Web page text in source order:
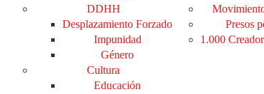
DDHH
Desplazamiento Forzado
Impunidad
Género
Cultura
Educación
Presos
1.000